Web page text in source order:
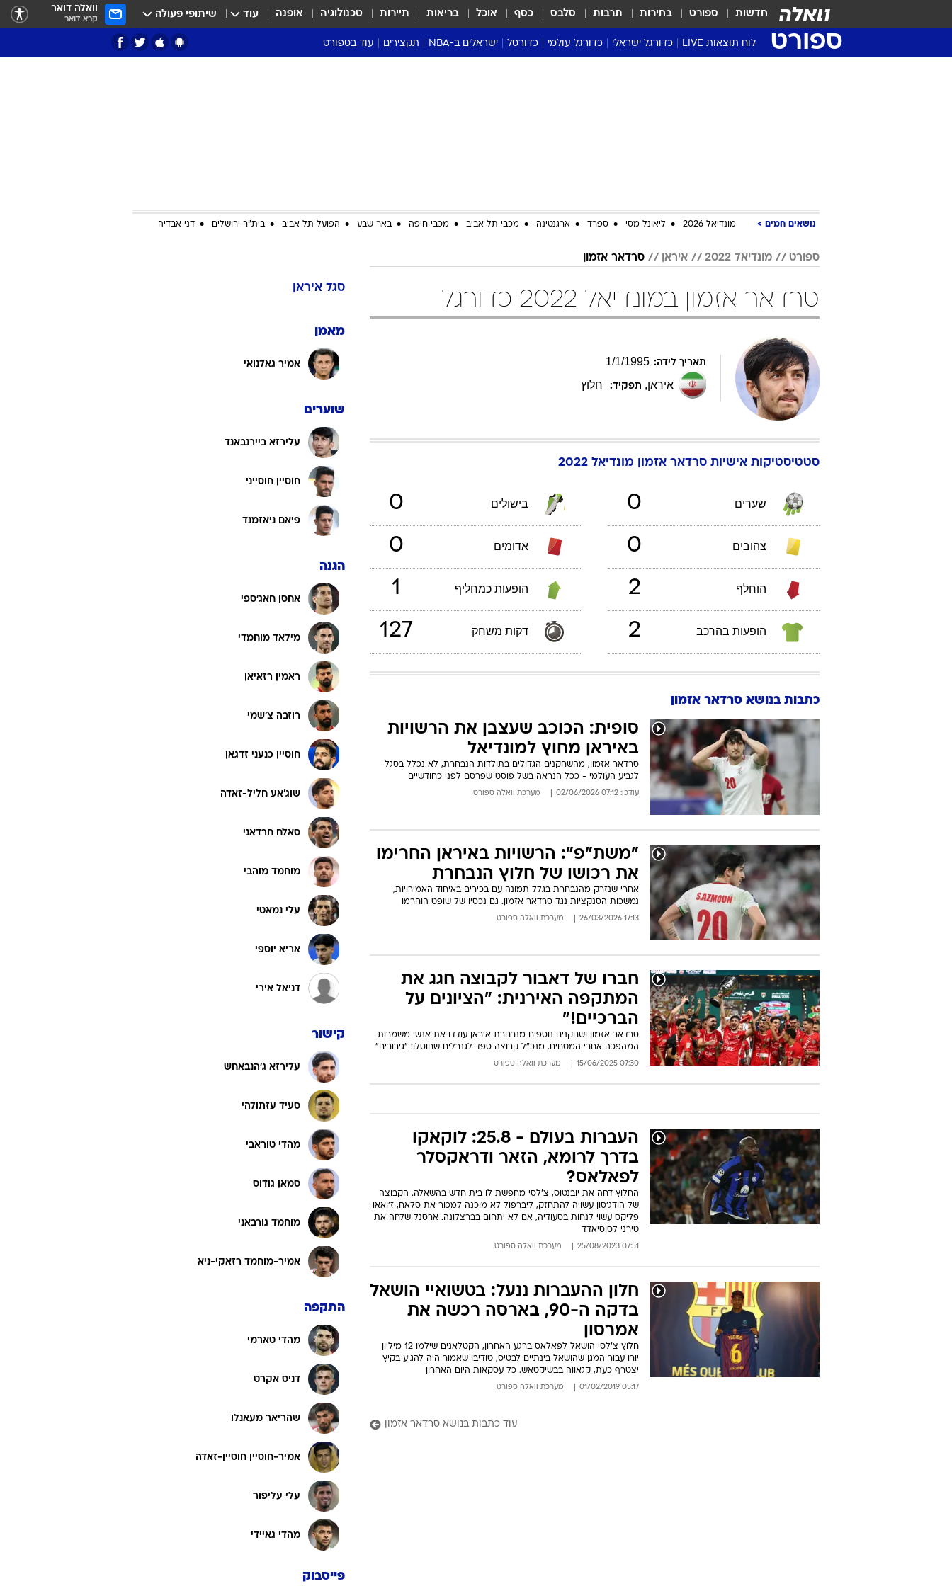
חדשות ספורט בחירות תרבות סלבס כסף אוכל בריאות תיירות טכנולוגיה אופנה עוד שיתופי פעולה וואלה דואר
קרא דואר
ספורט לוח תוצאות LIVE כדורגל ישראלי
ליגה א'
כדורגל עולמי
דרום אמריקה
כדורסל ישראלים ב-NBA תקצירים עוד בספורט
סערה בממלכה
ספורט אמריקאי
החידה של ספורט1
לונדון 2012
רוגבי וקריקט
ביליארד
כתבו לנו
נושאים חמים מונדיאל 2026 ליאונל מסי ספרד ארגנטינה מכבי תל אביב מכבי חיפה באר שבע הפועל תל אביב בית"ר ירושלים דני אבדיה
ספורט מונדיאל 2022 איראן סרדאר אזמון
סרדאר אזמון במונדיאל 2022 כדורגל
תאריך לידה: 1/1/1995
איראן, תפקיד: חלוץ
סטטיסטיקות אישיות סרדאר אזמון מונדיאל 2022
שערים 0 בישולים 0
צהובים 0 אדומים 0
הוחלף 2 הופעות כמחליף 1
הופעות בהרכב 2 דקות משחק 127
כתבות בנושא סרדאר אזמון
סופית: הכוכב שעצבן את הרשויות
באיראן מחוץ למונדיאל
סרדאר אזמון, מהשחקנים הגדולים בתולדות הנבחרת, לא נכלל בסגל
לגביע העולמי - ככל הנראה בשל פוסט שפרסם לפני כחודשיים
עודכן: 07:12 02/06/2026 מערכת וואלה ספורט
"משת"פ": הרשויות באיראן החרימו
את רכושו של חלוץ הנבחרת
אחרי שנזרק מהנבחרת בגלל תמונה עם בכירים באיחוד האמירויות,
נמשכות הסנקציות נגד סרדאר אזמון. גם נכסיו של שופט הוחרמו
17:13 26/03/2026 מערכת וואלה ספורט
חברו של דאבור לקבוצה חגג את
המתקפה האירנית: "הציונים על
הברכיים!"
סרדאר אזמון ושחקנים נוספים מנבחרת איראן עודדו את אנשי משמרות
המהפכה אחרי המטחים. מנכ"ל קבוצה ספד לגנרלים שחוסלו: "גיבורים"
07:30 15/06/2025 מערכת וואלה ספורט
העברות בעולם - 25.8: לוקאקו
בדרך לרומא, הזאר ודראקסלר
לפאלאס?
החלוץ דחה את יובנטוס, צ'לסי מחפשת לו בית חדש בהשאלה. הקבוצה
של הודג'סון עשויה להתחזק, ליברפול לא מוכנה למכור את סלאח, ז'ואאו
פליקס עשוי לנחות בסעודיה, אם לא יתחום בברצלונה. ארסנל שלחה את
טירני לסוסיאדד
07:51 25/08/2023 מערכת וואלה ספורט
חלון ההעברות ננעל: בטשואיי הושאל
בדקה ה-90, בארסה רכשה את
אמרסון
חלוץ צ'לסי הושאל לפאלאס ברגע האחרון, הקטלאנים שילמו 12 מיליון
יורו עבור המגן שהושאל בינתיים לבטיס, טודיבו שאמור היה להגיע בקיץ
יצטרף כעת, קגאווה בבשיקטאש. כל עסקאות היום האחרון
05:17 01/02/2019 מערכת וואלה ספורט
עוד כתבות בנושא סרדאר אזמון
סגל איראן
מאמן
אמיר גאלנואי
שוערים
עלירזא ביירנבאנד
חוסיין חוסייני
פיאם ניאזמנד
הגנה
אחסן חאג'ספי
מילאד מוחמדי
ראמין רזאיאן
רוזבה צ'שמי
חוסיין כנעני זדגאן
שוג'אע חליל-זאדה
סאלח חרדאני
מוחמד מוהבי
עלי נמאטי
אריא יוספי
דניאל אירי
קישור
עלירזא ג'הנבאחש
סעיד עזתולהי
מהדי טוראבי
סמאן גודוס
מוחמד גורבאני
אמיר-מוחמד רזאקי-ניא
התקפה
מהדי טארמי
דניס אקרט
שהריאר מעאנלו
אמיר-חוסיין חוסיין-זאדה
עלי עליפור
מהדי גאיידי
פייסבוק